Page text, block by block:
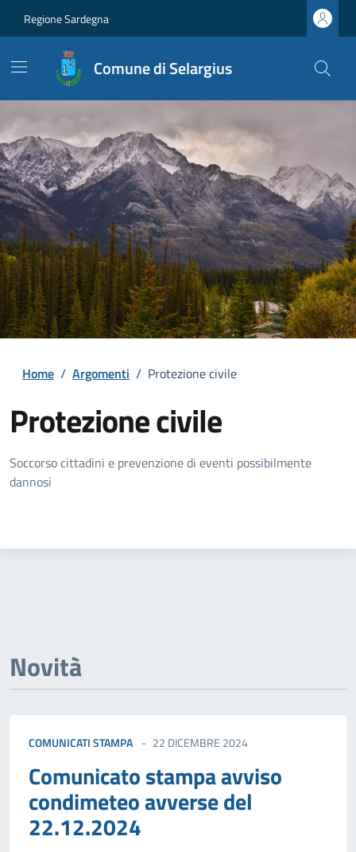
Regione Sardegna
Comune di Selargius
Home / Argomenti / Protezione civile
Protezione civile
Dettagli della notizia
Soccorso cittadini e prevenzione di eventi possibilmente
dannosi
Novità
COMUNICATI STAMPA 22 DICEMBRE 2024
Comunicato stampa avviso
condimeteo avverse del
22.12.2024